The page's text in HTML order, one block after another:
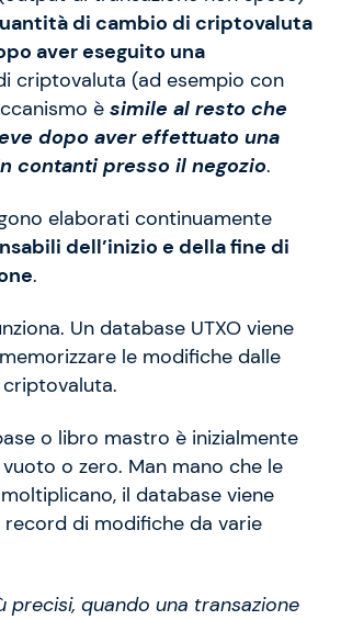
di cambio di criptovaluta
aver eseguito una
criptovaluta (ad esempio con
è simile al resto che
dopo aver effettuato una
contanti presso il negozio.
elaborati continuamente
dell’inizio e della fine di
.
Un database UTXO viene
le modifiche dalle
o libro mastro è inizialmente
o zero. Man mano che le
il database viene
di modifiche da varie
precisi, quando una transazione